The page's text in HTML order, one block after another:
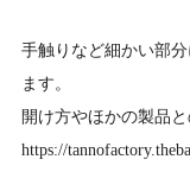
手触りなど細かい部
ます。
開け方やほかの製品
https://